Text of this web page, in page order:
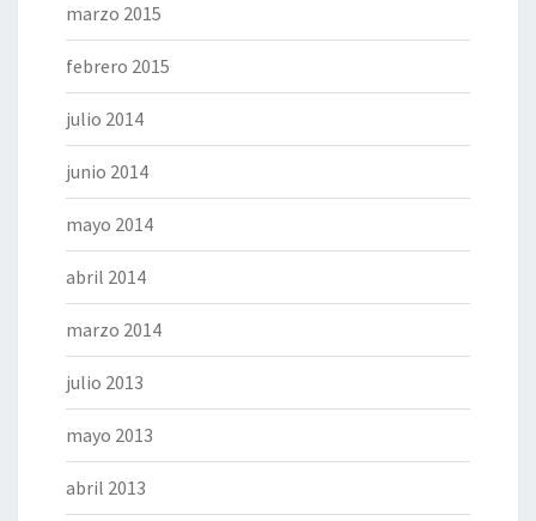
marzo 2015
febrero 2015
julio 2014
junio 2014
mayo 2014
abril 2014
marzo 2014
julio 2013
mayo 2013
abril 2013